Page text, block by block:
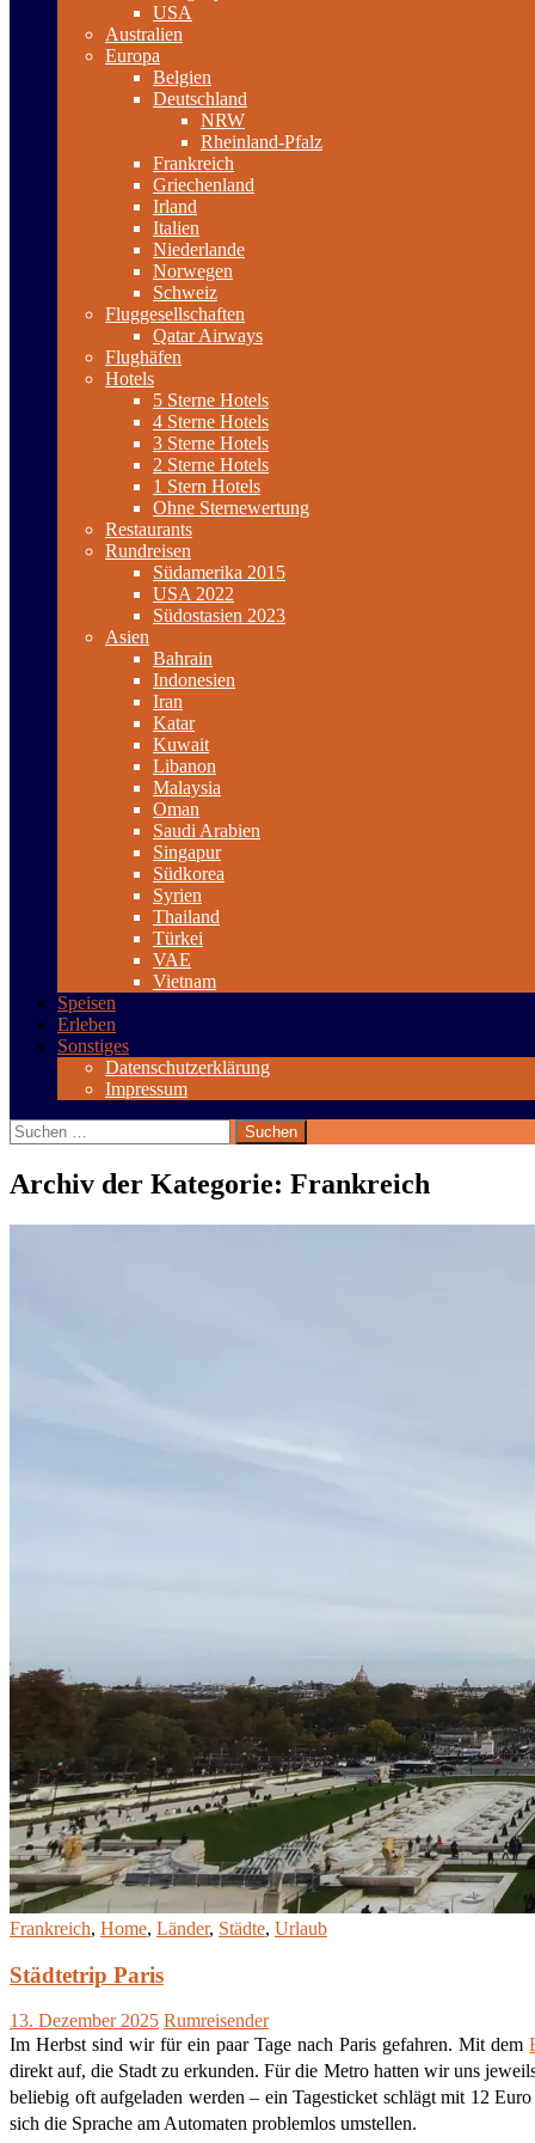
USA
Australien
Europa
Belgien
Deutschland
NRW
Rheinland-Pfalz
Frankreich
Griechenland
Irland
Italien
Niederlande
Norwegen
Schweiz
Fluggesellschaften
Qatar Airways
Flughäfen
Hotels
5 Sterne Hotels
4 Sterne Hotels
3 Sterne Hotels
2 Sterne Hotels
1 Stern Hotels
Ohne Sternewertung
Restaurants
Rundreisen
Südamerika 2015
USA 2022
Südostasien 2023
Asien
Bahrain
Indonesien
Iran
Katar
Kuwait
Libanon
Malaysia
Oman
Saudi Arabien
Singapur
Südkorea
Syrien
Thailand
Türkei
VAE
Vietnam
Speisen
Erleben
Sonstiges
Datenschutzerklärung
Impressum
Suchen
nach:
Archiv der Kategorie: Frankreich
Frankreich, Home, Länder, Städte, Urlaub
Städtetrip Paris
13. Dezember 2025 Rumreisender
Im Herbst sind wir für ein paar Tage nach Paris gefahren. Mit dem
direkt auf, die Stadt zu erkunden. Für die Metro hatten wir uns
beliebig oft aufgeladen werden – ein Tagesticket schlägt mit 12
sich die Sprache am Automaten problemlos umstellen.